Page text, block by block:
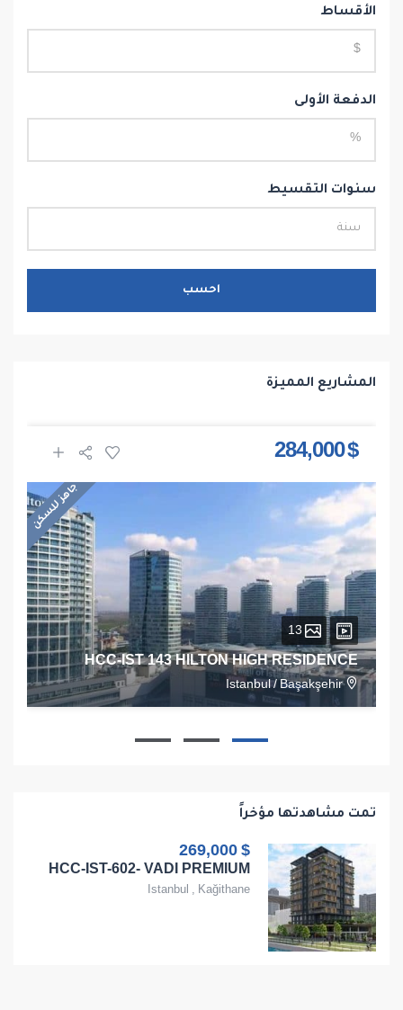
الأقساط
الدفعة الأولى
سنوات التقسيط
احسب
المشاريع المميزة
$ 284,000
جاهز للسكن
HCC-IST 143 HILTON HIGH RESIDENCE
Istanbul / Başakşehir
تمت مشاهدتها مؤخراً
$ 269,000
HCC-IST-602- VADI PREMIUM
Istanbul , Kağithane